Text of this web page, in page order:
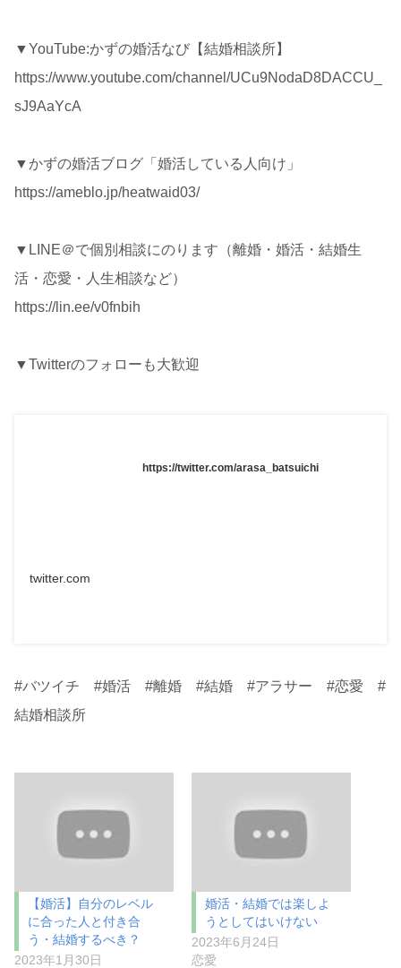
▼YouTube:かずの婚活なび【結婚相談所】
https://www.youtube.com/channel/UCu9NodaD8DACCU_
sJ9AaYcA
▼かずの婚活ブログ「婚活している人向け」
https://ameblo.jp/heatwaid03/
▼LINE＠で個別相談にのります（離婚・婚活・結婚生
活・恋愛・人生相談など）
https://lin.ee/v0fnbih
▼Twitterのフォローも大歓迎
https://twitter.com/arasa_batsuichi
twitter.com
#バツイチ #婚活 #離婚 #結婚 #アラサー #恋愛 #
結婚相談所
【婚活】自分のレベル
に合った人と付き合
う・結婚するべき？
2023年1月30日
婚活・結婚では楽しよ
うとしてはいけない
2023年6月24日
恋愛